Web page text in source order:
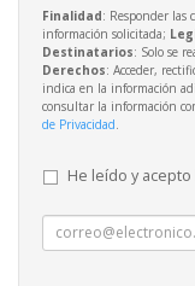
Finalidad: Responder las
información solicitada;
Destinatarios: Solo se
Derechos: Acceder,
indica en la información
consultar la información
de Privacidad
He leído y acepto